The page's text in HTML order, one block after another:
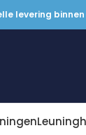
levering